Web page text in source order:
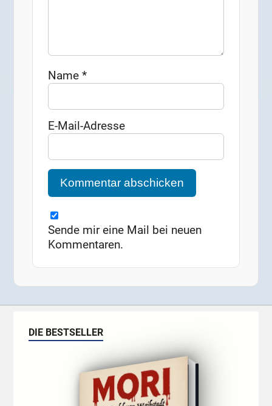
Name*
E-Mail-Adresse
Sende mir eine Mail bei neuen
Kommentaren.
DIE BESTSELLER